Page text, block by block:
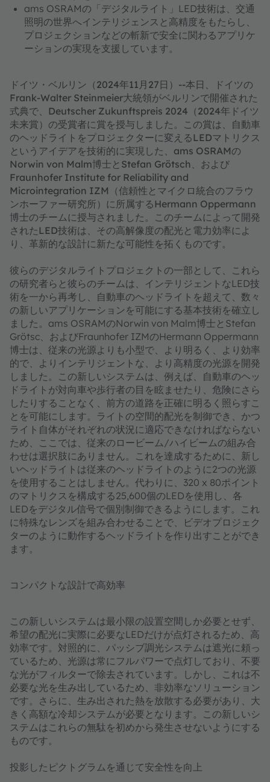
ams OSRAMの「デジタルライト」LED技術は、交通
照明の世界へインテリジェンスと高精度をもたらし、
プロジェクションなどの斬新で安全に関わるアプリケ
ーションの実現を支援しています。
ドイツ・ベルリン（2024年11月27日）--本日、ドイツの
Frank-Walter Steinmeier大統領がベルリンで開催された
式典で、Deutscher Zukunftspreis 2024（2024年ドイツ
未来賞）の受賞者に賞を授与しました。この賞は、自動車
のヘッドライトをプロジェクターに変えるLEDマトリクス
というアイデアを技術的に実現した、ams OSRAMの
Norwin von Malm博士とStefan Grötsch、および
Fraunhofer Institute for Reliability and
Microintegration IZM（信頼性とマイクロ統合のフラウ
ンホーファー研究所）に所属するHermann Oppermann
博士のチームに授与されました。このチームによって開発
されたLED技術は、その高解像度の配光と電力効率によ
り、革新的な設計に新たな可能性を拓くものです。
彼らのデジタルライトプロジェクトの一部として、これら
の研究者らと彼らのチームは、インテリジェントなLED技
術を一から再考し、自動車のヘッドライトを超えて、数々
の新しいアプリケーションを可能にする基本技術を確立し
ました。ams OSRAMのNorwin von Malm博士とStefan
Grötsc、およびFraunhofer IZMのHermann Oppermann
博士は、従来の光源よりも小型で、より明るく、より効率
的で、よりインテリジェントな、より高精度の光源を開発
しました。この新しいシステムは、例えば、自動車のヘッ
ドライトが対向車や歩行者の目を眩ませたり、危険にさら
したりすることなく、前方の道路を正確に明るく照らすこ
とを可能にします。ライトの空間的配光を制御でき、かつ
ライト自体がそれぞれの状況に適応できなければならない
ため、ここでは、従来のロービーム/ハイビームの組み合
わせは選択肢にありません。これを達成するために、新し
いヘッドライトは従来のヘッドライトのように2つの光源
を使用することはしません。代わりに、320 x 80ポイント
のマトリクスを構成する25,600個のLEDを使用し、各
LEDをデジタル信号で個別制御できるようにします。これ
に特殊なレンズを組み合わせることで、ビデオプロジェク
ターのように動作するヘッドライトを作り出すことができ
ます。
コンパクトな設計で高効率
この新しいシステムは最小限の設置空間しか必要とせず、
希望の配光に実際に必要なLEDだけが点灯されるため、高
効率です。対照的に、パッシブ調光システムは遮光に頼っ
ているため、光源は常にフルパワーで点灯しており、不要
な光がフィルターで除去されています。しかし、これは不
必要な光を生み出しているため、非効率なソリューション
です。さらに、生み出された熱を放散する必要があり、大
きく高額な冷却システムが必要となります。この新しいシ
ステムはこれらの無駄を初めから発生させないようにする
ものです。
投影したピクトグラムを通じて安全性を向上